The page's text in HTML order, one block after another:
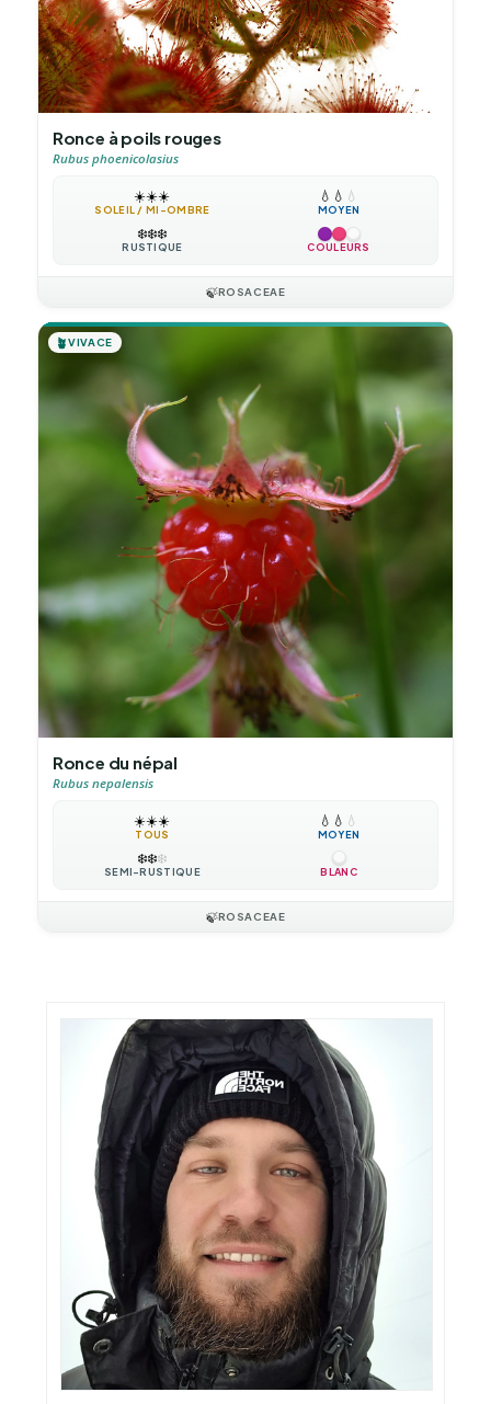
Ronce à poils rouges
Rubus phoenicolasius
☀️☀️☀️
SOLEIL / MI-OMBRE
💧 💧 💧
MOYEN
❄️❄️❄️
RUSTIQUE COULEURS
🍃ROSACEAE
🪴VIVACE
Ronce du népal
Rubus nepalensis
☀️☀️☀️
TOUS
💧 💧 💧
MOYEN
❄️❄️❄️
SEMI-RUSTIQUE BLANC
🍃ROSACEAE